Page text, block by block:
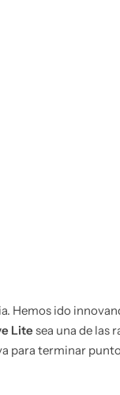
Hemos ido
Lite sea una de las
para terminar